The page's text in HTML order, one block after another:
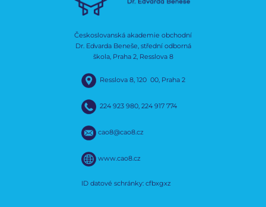
Českoslovanská akademie obchodní
Dr. Edvarda Beneše, střední odborná
škola, Praha 2, Resslova 8
Resslova 8, 120 00, Praha 2
224 923 980, 224 917 774
cao8@cao8.cz
www.cao8.cz
ID datové schránky: cfbxgxz